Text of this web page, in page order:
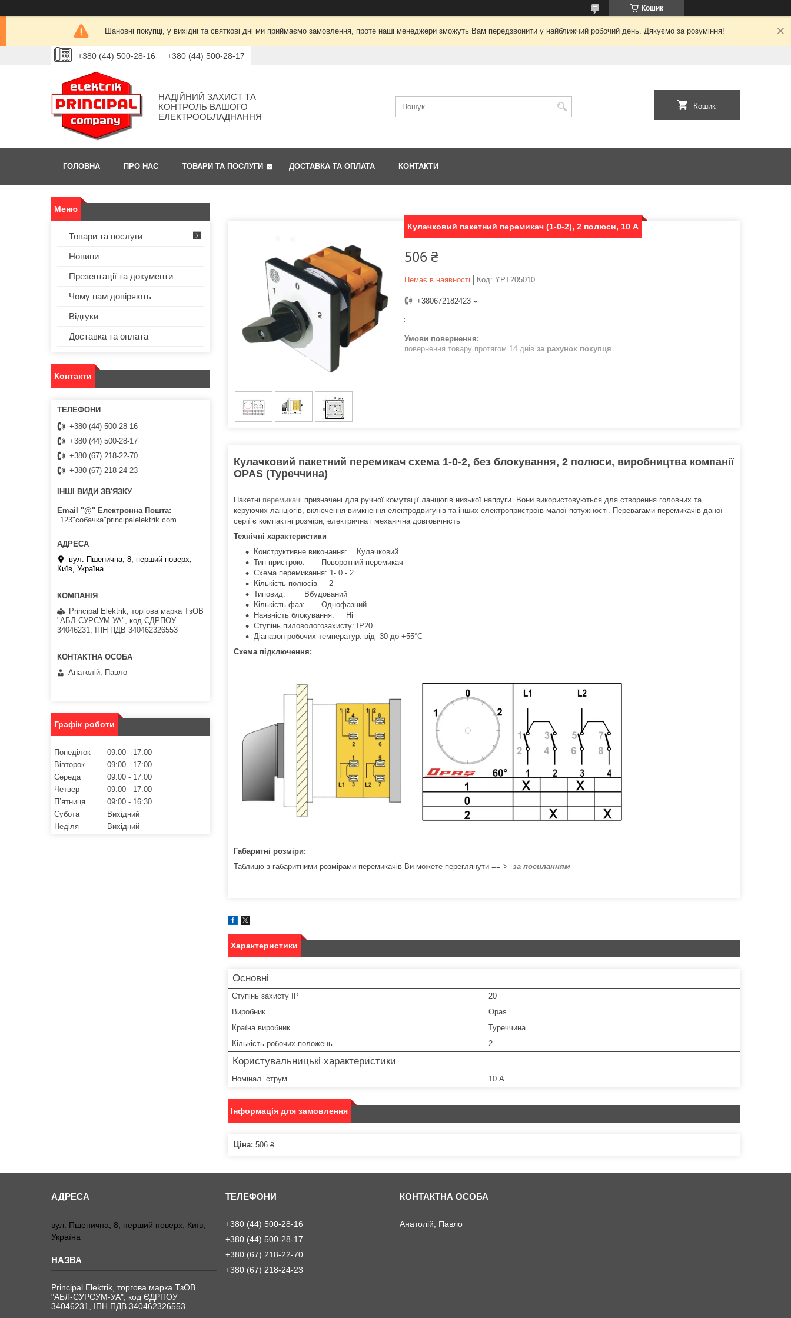
Кошик
Шановні покупці, у вихідні та святкові дні ми приймаємо замовлення, проте наші менеджери зможуть Вам передзвонити у найближчий робочий день. Дякуємо за розуміння!
+380 (44) 500-28-16 +380 (44) 500-28-17
НАДІЙНИЙ ЗАХИСТ ТА
КОНТРОЛЬ ВАШОГО
ЕЛЕКТРООБЛАДНАННЯ
Кошик
ГОЛОВНА ПРО НАС ТОВАРИ ТА ПОСЛУГИ ДОСТАВКА ТА ОПЛАТА КОНТАКТИ
Кулачковий пакетний перемикач (1-0-2), 2 полюси, 10 А
506 ₴
Немає в наявності Код: YPT205010
+380672182423
повернення товару протягом 14 днів за рахунок покупця
Кулачковий пакетний перемикач схема 1-0-2, без блокування, 2 полюси, виробництва компанії
OPAS (Туреччина)
Пакетні перемикачі призначені для ручної комутації ланцюгів низької напруги. Вони використовуються для створення головних та
керуючих ланцюгів, включення-вимкнення електродвигунів та інших електропристроїв малої потужності. Перевагами перемикачів даної
серії є компактні розміри, електрична і механічна довговічність
Технічні характеристики
Конструктивне виконання: Кулачковий
Тип пристрою: Поворотний перемикач
Схема перемикання: 1- 0 - 2
Кількість полюсів 2
Типовид: Вбудований
Кількість фаз: Однофазний
Наявність блокування: Ні
Ступінь пиловологозахисту: IP20
Діапазон робочих температур: від -30 до +55°С
Схема підключення:
Габаритні розміри:
Таблицю з габаритними розмірами перемикачів Ви можете переглянути == > за посиланням
Характеристики
Основні
Ступінь захисту IP
20
Виробник
Opas
Країна виробник
Туреччина
Кількість робочих положень
2
Користувальницькі характеристики
Номінал. струм 10 А
Інформація для замовлення
Ціна: 506 ₴
Товари та послуги
Новини
Презентації та документи
Чому нам довіряють
Відгуки
Доставка та оплата
Контакти
+380 (44) 500-28-16
+380 (44) 500-28-17
+380 (67) 218-22-70
+380 (67) 218-24-23
ІНШІ ВИДИ ЗВ'ЯЗКУ
Email "@" Електронна Пошта
123"собачка"principalelektrik.com
вул. Пшенична, 8, перший поверх,
Київ, Україна
Principal Elektrik, торгова марка ТзОВ
"АБЛ-СУРСУМ-УА", код ЄДРПОУ
34046231, ІПН ПДВ 340462326553
Анатолій, Павло
Графік роботи
Понеділок 09:00
17:00
Вівторок
09:00
17:00
Середа
09:00
17:00
Четвер
09:00
17:00
Пʼятниця
09:00
16:30
Субота
Вихідний
Неділя
Вихідний
вул. Пшенична, 8, перший поверх, Київ,
Україна
Principal Elektrik, торгова марка ТзОВ
"АБЛ-СУРСУМ-УА", код ЄДРПОУ
34046231, ІПН ПДВ 340462326553
+380 (44) 500-28-16
+380 (44) 500-28-17
+380 (67) 218-22-70
+380 (67) 218-24-23
Анатолій, Павло